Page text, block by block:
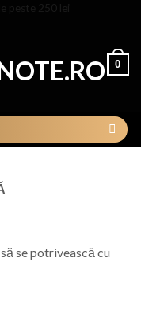
0
se potrivească cu